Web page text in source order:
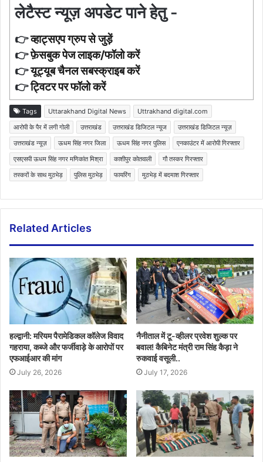
लेटैस्ट न्यूज़ अपडेट पाने हेतु -
👉व्हाट्सएप ग्रुप से जुड़ें
👉फ़ेसबुक पेज लाइक/फॉलो करें
👉यूट्यूब चैनल सबस्क्राइब करें
👉ट्विटर पर फॉलो करें
Tags Uttarakhand Digital News
Uttrakhand digital.com
आरोपी के पैर में लगी गोली
उत्तराखंड उत्तराखंड डिजिटल न्यूज
उत्तराखंड डिजिटल न्यूज़
उत्तराखंड न्यूज़
ऊधम सिंह नगर जिला ऊधम सिंह नगर पुलिस
एनकाउंटर में आरोपी गिरफ्तार
एसएसपी ऊधम सिंह नगर मणिकांत मिश्रा
काशीपुर कोतवाली
गौ तस्कर गिरफ्तार
तस्करों के साथ मुठभेड़
पुलिस मुठभेड़ फायरिंग मुठभेड़ में बदमाश गिरफ्तार
Related Articles
हल्द्वानी: मरियम पैरामेडिकल कॉलेज विवाद
गहराया, कब्जे और फर्जीवाड़े के आरोपों पर
एफआईआर की मांग
July 26, 2026
नैनीताल में टू-व्हीलर प्रवेश शुल्क पर
बवाल! कैबिनेट मंत्री राम सिंह कैड़ा ने
रुकवाई वसूली..
July 17, 2026